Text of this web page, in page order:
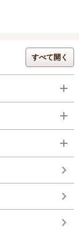
すべて開く